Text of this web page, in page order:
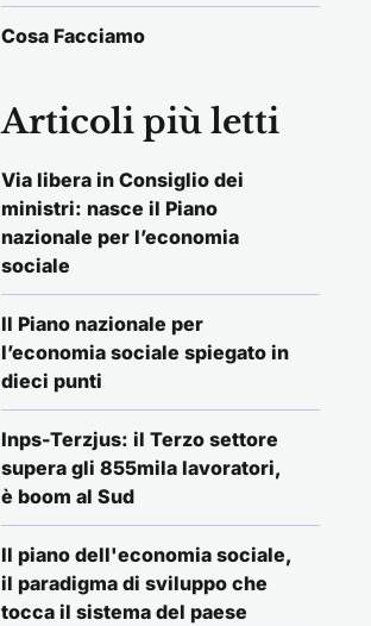
Cosa Facciamo
Articoli più letti
Via libera in Consiglio dei
ministri: nasce il Piano
nazionale per l’economia
sociale
Il Piano nazionale per
l’economia sociale spiegato in
dieci punti
Inps-Terzjus: il Terzo settore
supera gli 855mila lavoratori,
è boom al Sud
Il piano dell'economia sociale,
il paradigma di sviluppo che
tocca il sistema del paese